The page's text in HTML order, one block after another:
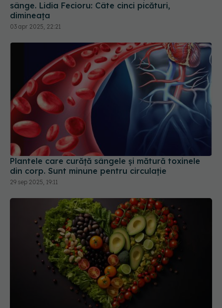
03 apr 2025, 22:21
Plantele care curăță sângele și mătură toxinele
din corp. Sunt minune pentru circulație
29 sep 2025, 19:11
Alimentul poate scăpa milioane de oameni de
diabet și boli de inimă